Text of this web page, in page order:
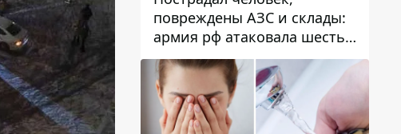
повреждены АЗС и склады:
армия рф атаковала шесть
районов Днепропетровской
области